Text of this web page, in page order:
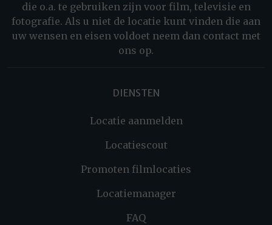
die o.a. te gebruiken zijn voor film, televisie en
fotografie. Als u niet de locatie kunt vinden die aan
uw wensen en eisen voldoet neem dan contact met
ons op.
DIENSTEN
Locatie aanmelden
Locatiescout
Promoten filmlocaties
Locatiemanager
FAQ